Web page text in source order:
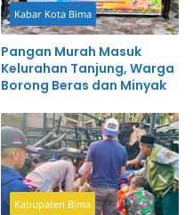
Kabar Kota Bima
Pangan Murah Masuk
Kelurahan Tanjung, Warga
Borong Beras dan Minyak
Kabupaten Bima